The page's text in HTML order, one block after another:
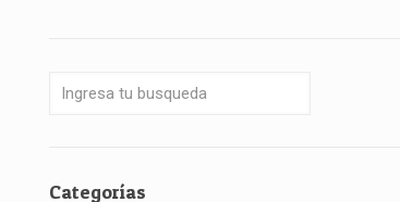
Categorías